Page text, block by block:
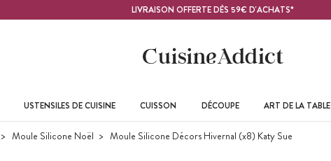
LIVRAISON OFFERTE DÈS 59€ D'ACHATS*
USTENSILES DE CUISINE CUISSON DÉCOUPE ART DE LA TABLE
Moule Silicone Noël Moule Silicone Décors Hivernal (x8) Katy Sue